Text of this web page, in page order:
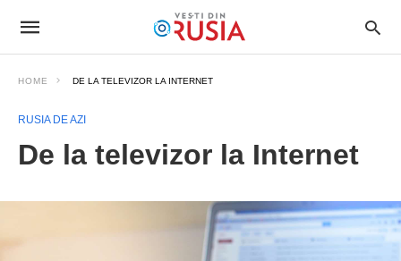
HOME DE LA TELEVIZOR LA INTERNET
RUSIA DE AZI
De la televizor la Internet